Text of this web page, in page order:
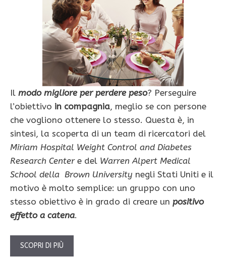
Il modo migliore per perdere peso? Perseguire
l’obiettivo in compagnia, meglio se con persone
che vogliono ottenere lo stesso. Questa è, in
sintesi, la scoperta di un team di ricercatori del
Miriam Hospital Weight Control and Diabetes
Research Centere del Warren Alpert Medical
School della Brown University negli Stati Uniti e il
motivo è molto semplice: un gruppo con uno
stesso obiettivo è in grado di creare un positivo
effetto a catena.
SCOPRI DI PIÙ